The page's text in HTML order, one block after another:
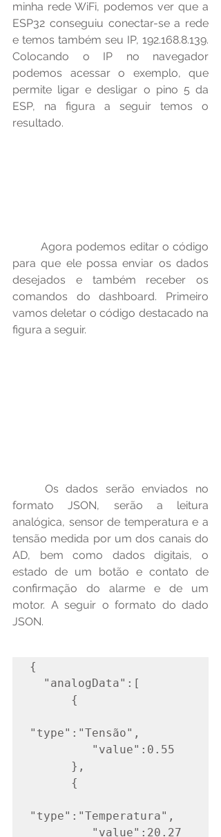
minha rede WiFi, podemos ver que a
ESP32 conseguiu conectar-se a rede
e temos também seu IP, 192.168.8.139.
Colocando o IP no navegador
podemos acessar o exemplo, que
permite ligar e desligar o pino 5 da
ESP, na figura a seguir temos o
resultado.
	Agora podemos editar o código
para que ele possa enviar os dados
desejados e também receber os
comandos do dashboard. Primeiro
vamos deletar o código destacado na
figura a seguir.
formato JSON, serão a leitura
analógica, sensor de temperatura e a
tensão medida por um dos canais do
AD, bem como dados digitais, o
estado de um botão e contato de
confirmação do alarme e de um
motor. A seguir o formato do dado
JSON.
{
"type":"Tensão",
"type":"Temperatura",